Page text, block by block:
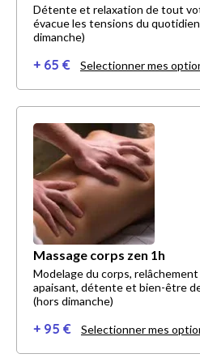
Détente et relaxation de tout
évacue les tensions du
dimanche)
+ 65 € Selectionner mes
Massage corps zen 1h
Modelage du corps,
apaisant, détente et bien-être
(hors dimanche)
+ 95 € Selectionner mes